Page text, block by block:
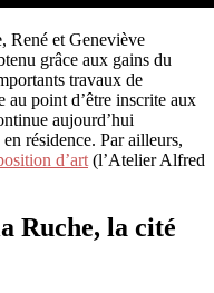
René et Geneviève
grâce aux gains du
travaux de
au point d’être inscrite aux
aujourd’hui
résidence. Par ailleurs,
d’art (l’Atelier Alfred
Ruche, la cité